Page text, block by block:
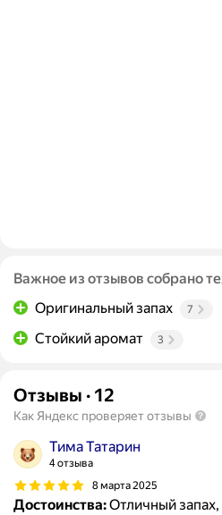
Важное из отзывов собрано
Оригинальный запах
7
Стойкий аромат 3
Отзывы · 12
Как Яндекс проверяет отзывы
Тима Татарин
4 отзыва
8 марта 2025
Достоинства:Отличный